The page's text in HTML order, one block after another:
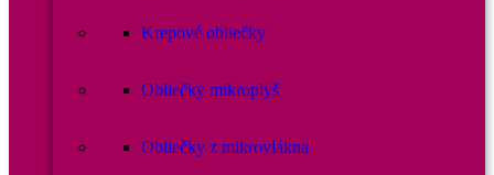
Krepové obliečky
Obliečky mikroplyš
Obliečky z mikrovlákna